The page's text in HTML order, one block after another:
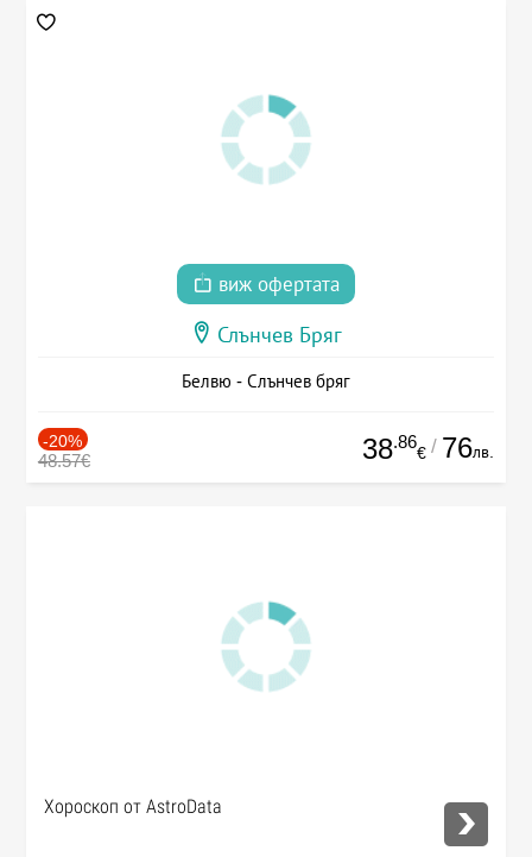
виж офертата
Слънчев Бряг
Белвю - Слънчев бряг
-20%
48.57€ 38.86
€ / 76лв.
Хороскоп от AstroData